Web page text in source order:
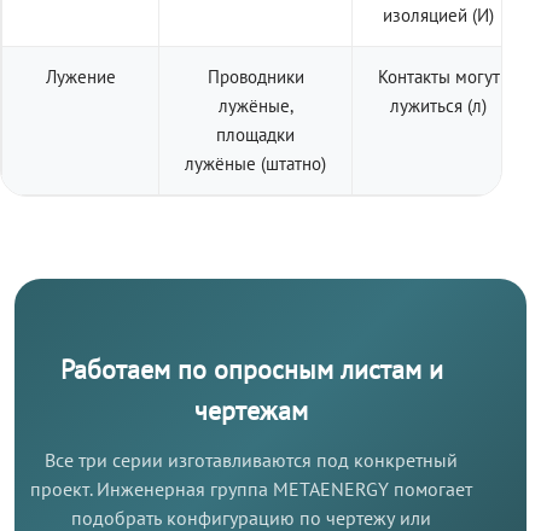
изоляцией (И)
Лужение
Проводники
лужёные,
площадки
лужёные (штатно)
Контакты могут
лужиться (л)
Работаем по опросным листам и
чертежам
Все три серии изготавливаются под конкретный
проект. Инженерная группа METAENERGY помогает
подобрать конфигурацию по чертежу или